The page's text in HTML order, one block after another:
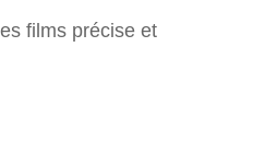
films précise et